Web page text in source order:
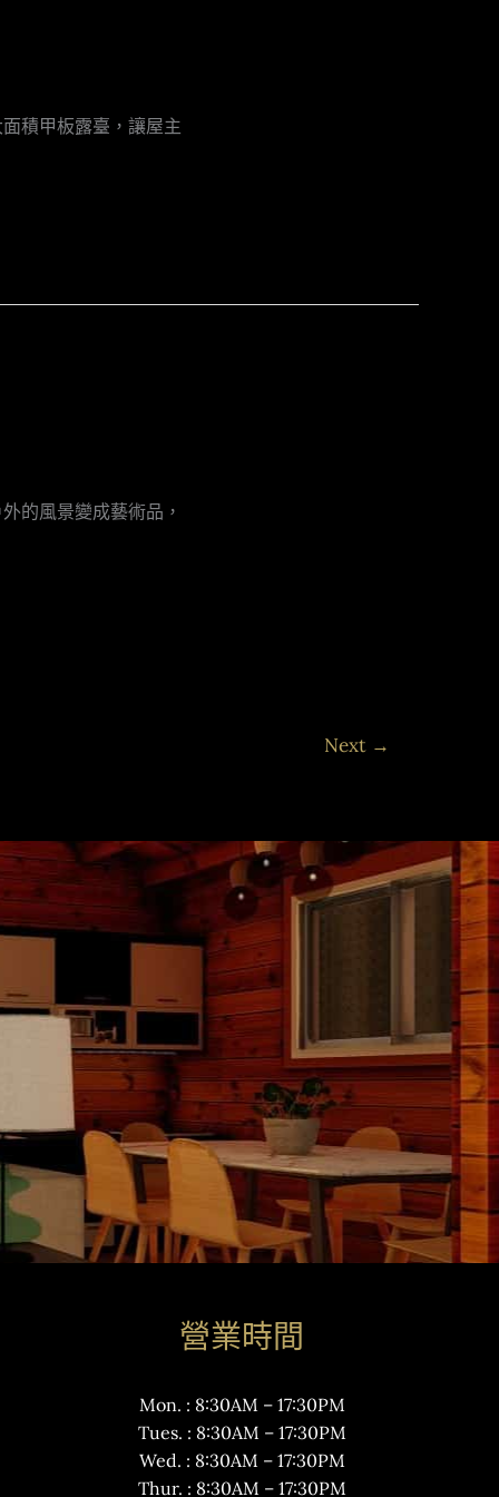
積甲板露臺，讓屋主
的風景變成藝術品，
Next →
營業時間
Mon. : 8:30AM – 17:30PM
Tues. : 8:30AM – 17:30PM
Wed. : 8:30AM – 17:30PM
Thur. : 8:30AM – 17:30PM